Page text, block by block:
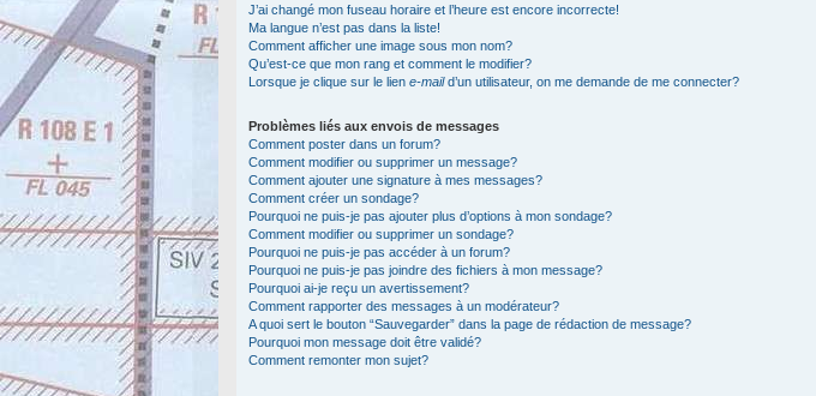
J’ai changé mon fuseau horaire et l’heure est encore incorrecte!
Ma langue n’est pas dans la liste!
Comment afficher une image sous mon nom?
Qu’est-ce que mon rang et comment le modifier?
Lorsque je clique sur le lien e-maild’un utilisateur, on me demande de me connecter?
Problèmes liés aux envois de messages
Comment poster dans un forum?
Comment modifier ou supprimer un message?
Comment ajouter une signature à mes messages?
Comment créer un sondage?
Pourquoi ne puis-je pas ajouter plus d’options à mon sondage?
Comment modifier ou supprimer un sondage?
Pourquoi ne puis-je pas accéder à un forum?
Pourquoi ne puis-je pas joindre des fichiers à mon message?
Pourquoi ai-je reçu un avertissement?
Comment rapporter des messages à un modérateur?
A quoi sert le bouton “Sauvegarder” dans la page de rédaction de message?
Pourquoi mon message doit être validé?
Comment remonter mon sujet?